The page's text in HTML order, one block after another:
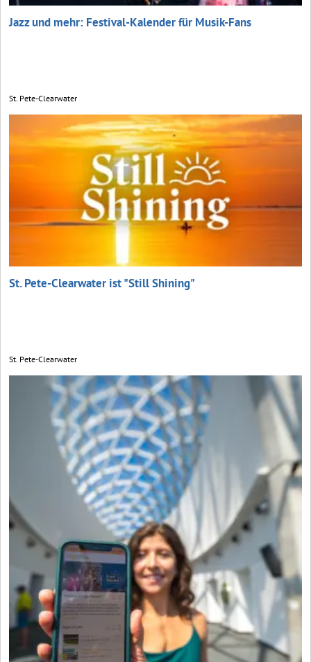
Jazz und mehr: Festival-Kalender für Musik-Fans
St. Pete-Clearwater
St. Pete-Clearwater ist "Still Shining"
St. Pete-Clearwater